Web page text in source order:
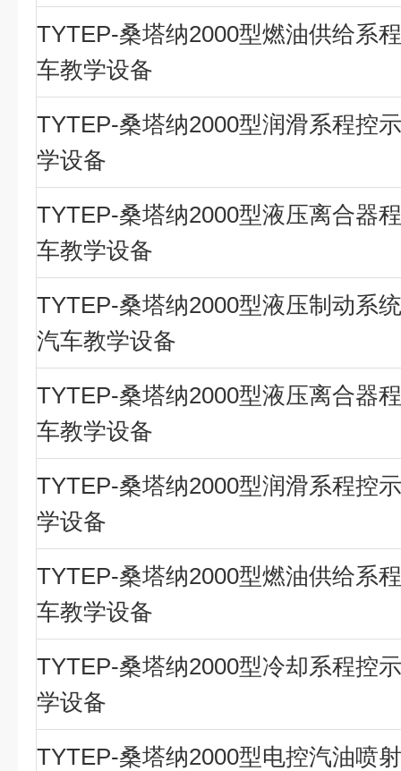
TYTEP-桑塔纳2000型燃油供给系
车教学设备
TYTEP-桑塔纳2000型润滑系程控
学设备
TYTEP-桑塔纳2000型液压离合器
车教学设备
TYTEP-桑塔纳2000型液压制动系
汽车教学设备
TYTEP-桑塔纳2000型液压离合器
车教学设备
TYTEP-桑塔纳2000型润滑系程控
学设备
TYTEP-桑塔纳2000型燃油供给系
车教学设备
TYTEP-桑塔纳2000型冷却系程控
学设备
TYTEP-桑塔纳2000型电控汽油喷